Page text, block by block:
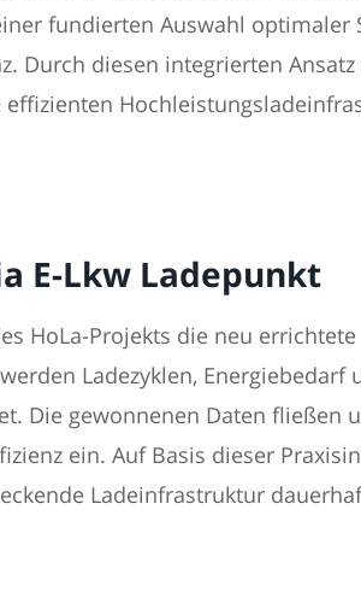
fundierten Auswahl optimaler
Durch diesen integrierten
E-Lkw Ladepunkt
HoLa-Projekts die neu errichtete
Ladezyklen, Energiebedarf
Die gewonnenen Daten fließen
ein. Auf Basis dieser
Ladeinfrastruktur